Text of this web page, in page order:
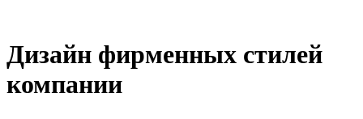
Дизайн фирменных стилей
компании